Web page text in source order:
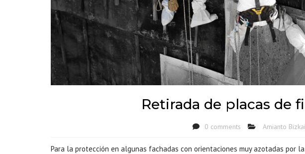
Retirada de placas de
0 comments Amianto
Para la protección en algunas fachadas con orientaciones muy azotadas